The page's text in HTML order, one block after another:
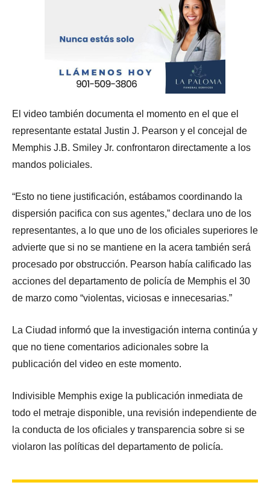
El video también documenta el momento en el que el
representante estatal Justin J. Pearson y el concejal de
Memphis J.B. Smiley Jr. confrontaron directamente a los
mandos policiales.
“Esto no tiene justificación, estábamos coordinando la
dispersión pacifica con sus agentes,” declara uno de los
representantes, a lo que uno de los oficiales superiores le
advierte que si no se mantiene en la acera también será
procesado por obstrucción. Pearson había calificado las
acciones del departamento de policía de Memphis el 30
de marzo como “violentas, viciosas e innecesarias.”
La Ciudad informó que la investigación interna continúa y
que no tiene comentarios adicionales sobre la
publicación del video en este momento.
Indivisible Memphis exige la publicación inmediata de
todo el metraje disponible, una revisión independiente de
la conducta de los oficiales y transparencia sobre si se
violaron las políticas del departamento de policía.